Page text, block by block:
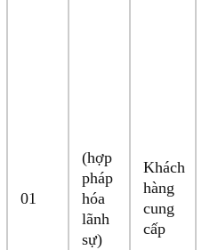
01
(hợp
pháp
hóa
lãnh
sự)
Khách
hàng
cung
cấp